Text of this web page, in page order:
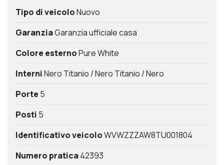
Tipo di veicoloNuovo
GaranziaGaranzia ufficiale casa
Colore esternoPure White
InterniNero Titanio / Nero Titanio / Nero
Porte 5
Posti 5
Identificativo veicoloWVWZZZAW8TU001804
Numero pratica42393